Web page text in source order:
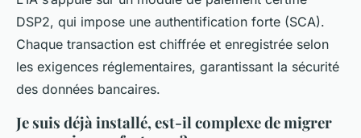
DSP2, qui impose une authentification forte (SCA).
Chaque transaction est chiffrée et enregistrée selon
les exigences réglementaires, garantissant la sécurité
des données bancaires.
Je suis déjà installé, est-il complexe de migrer